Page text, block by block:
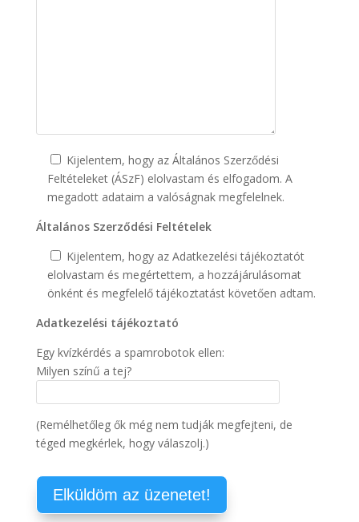
Kijelentem, hogy az Általános Szerződési
Feltételeket (ÁSzF) elolvastam és elfogadom. A
megadott adataim a valóságnak megfelelnek.
Általános Szerződési Feltételek
Kijelentem, hogy az Adatkezelési tájékoztatót
elolvastam és megértettem, a hozzájárulásomat
önként és megfelelő tájékoztatást követően adtam.
Adatkezelési tájékoztató
Egy kvízkérdés a spamrobotok ellen:
Milyen színű a tej?
(Remélhetőleg ők még nem tudják megfejteni, de
téged megkérlek, hogy válaszolj.)